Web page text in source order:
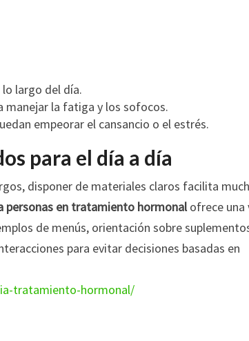
largo del día.
manejar la fatiga y los sofocos.
empeorar el cansancio o el estrés.
para el día a día
disponer de materiales claros facilita
personas en tratamiento hormonalofrece una
de menús, orientación sobre
para evitar decisiones basadas en
tratamiento-hormonal/